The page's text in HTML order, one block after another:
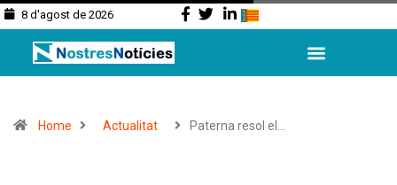
8 d'agost de 2026
Home Actualitat Paterna resol el…